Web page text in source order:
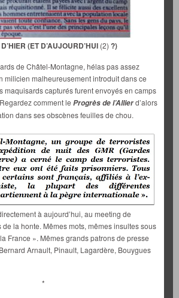
(ET D’AUJOURD’HUI (2) ?)
de Châtel-Montagne, hélas pas assez
milicien malheureusement introduit dans ce
maquisards capturés furent envoyés en camps
comment le Progrès del’Allierd’alors
dans ses obscènes feuilles de chou.
à aujourd’hui, au meeting de
la honte. Mêmes mots, mêmes insultes sous
France ». Mêmes grands patrons de presse
Arnault, Pinault, Lagardère, Bouygues
*